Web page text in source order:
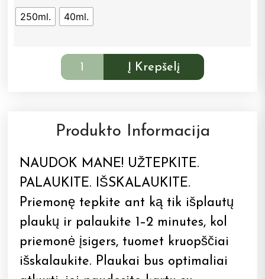
250ml. 40ml.
Į Krepšelį
Produkto Informacija
NAUDOK MANE! UŽTEPKITE.
PALAUKITE. IŠSKALAUKITE.
Priemonę tepkite ant ką tik išplautų
plaukų ir palaukite 1–2 minutes, kol
priemonė įsigers, tuomet kruopščiai
išskalaukite. Plaukai bus optimaliai